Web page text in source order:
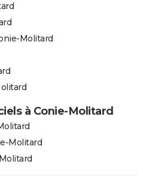
Molitard
à Conie-Molitard
Molitard